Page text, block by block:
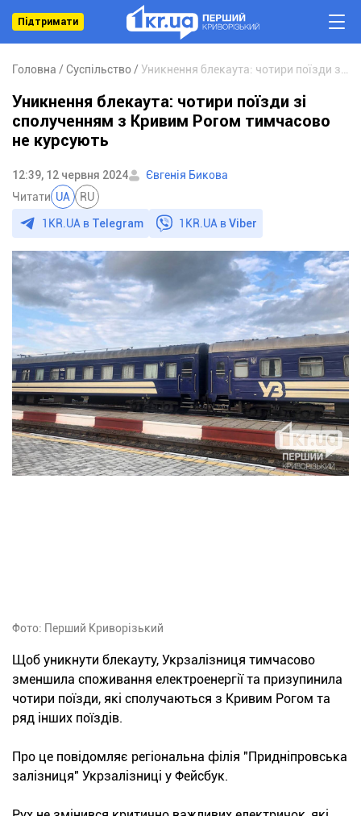
Підтримати
Головна Суспільство
Уникнення блекаута: чотири поїзди зі
сполученням з Кривим Рогом тимчасово
не курсують
12:39, 12 червня 2024
Євгенія Бикова
Читати UA RU
1KR.UA в Telegram 1KR.UA вViber
Фото: Перший Криворізький
Щоб уникнути блекауту, Укрзалізниця тимчасово
зменшила споживання електроенергії та призупинила
чотири поїзди, які сполучаються з Кривим Рогом та
ряд інших поїздів.
Про це повідомляє регіональна філія "Придніпровська
залізниця" Укрзалізниці у Фейсбук.